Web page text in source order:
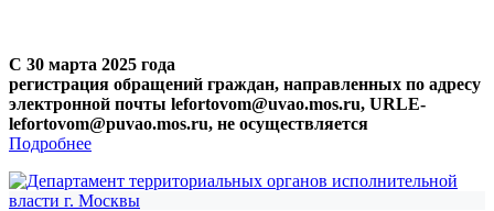
С 30 марта 2025 года
регистрация обращений граждан, направленных по адресу
электронной почты lefortovom@uvao.mos.ru, URLE-
lefortovom@puvao.mos.ru, не осуществляется
Подробнее